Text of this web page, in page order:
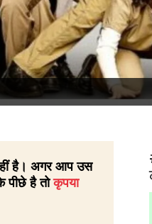
है। अगर आप उस
पीछे है तोकृपया